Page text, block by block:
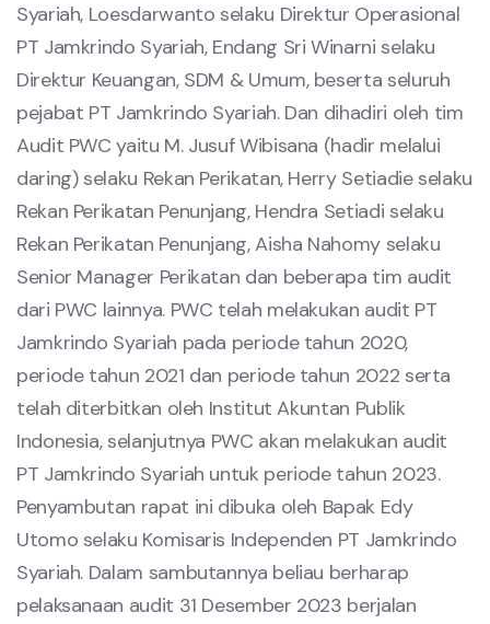
Syariah, Loesdarwanto selaku Direktur Operasional
PT Jamkrindo Syariah, Endang Sri Winarni selaku
Direktur Keuangan, SDM & Umum, beserta seluruh
pejabat PT Jamkrindo Syariah. Dan dihadiri oleh tim
Audit PWC yaitu M. Jusuf Wibisana (hadir melalui
daring) selaku Rekan Perikatan, Herry Setiadie selaku
Rekan Perikatan Penunjang, Hendra Setiadi selaku
Rekan Perikatan Penunjang, Aisha Nahomy selaku
Senior Manager Perikatan dan beberapa tim audit
dari PWC lainnya. PWC telah melakukan audit PT
Jamkrindo Syariah pada periode tahun 2020,
periode tahun 2021 dan periode tahun 2022 serta
telah diterbitkan oleh Institut Akuntan Publik
Indonesia, selanjutnya PWC akan melakukan audit
PT Jamkrindo Syariah untuk periode tahun 2023.
Penyambutan rapat ini dibuka oleh Bapak Edy
Utomo selaku Komisaris Independen PT Jamkrindo
Syariah. Dalam sambutannya beliau berharap
pelaksanaan audit 31 Desember 2023 berjalan